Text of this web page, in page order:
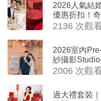
2026人氣結
優惠折扣！
ROYCE'、
2136 次觀
2026室內
紗攝影
2006 次觀
過大禮套裝